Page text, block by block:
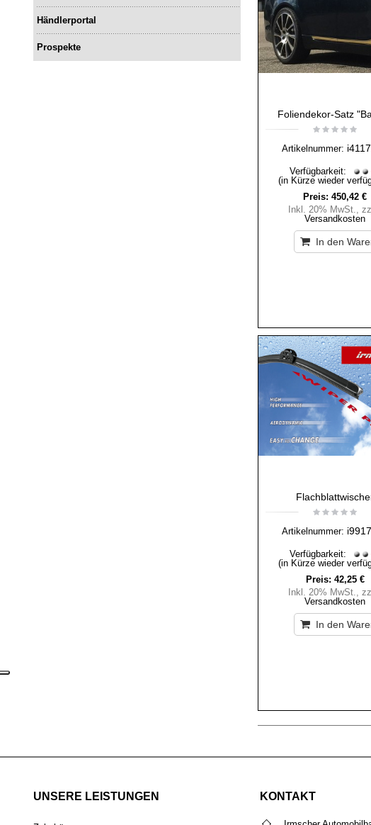
Foliendekor-Satz
Artikelnummer:
Verfügbarkeit:
(in Kürze wieder
Preis: 450,42 €
Inkl. 20% MwSt.,
Versandkosten
In den
Artikelnummer:
Verfügbarkeit:
(in Kürze wieder
Preis: 42,25 €
Inkl. 20% MwSt.,
Versandkosten
In den
Händlerportal
Prospekte
UNSERE LEISTUNGEN KONTAKT